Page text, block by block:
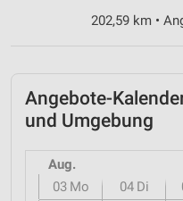
202,59 km •
Angebote-
und Umgebung
Aug.
03 Mo 04 Di